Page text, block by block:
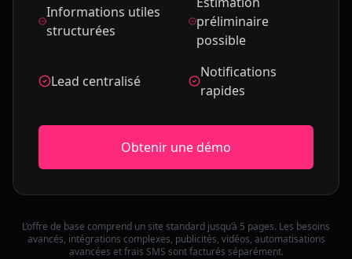
Informations utiles
structurées
préliminaire
possible
Lead centralisé
Notifications
rapides
Obtenir une démo
L’offre de base comprend un site standard jusqu’à 5 pages. Les besoins
avancés, intégrations complexes, publicités, vidéos, automatisations
avancées et frais SMS sont facturés séparément.